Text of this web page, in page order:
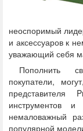
неоспоримый
и аксессуаров к
уважающий себя
Пополнить
покупатели,
инструментов и
немаловажный
популярной